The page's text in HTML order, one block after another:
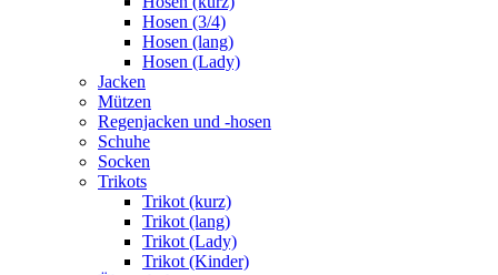
Hosen (3/4)
Hosen (lang)
Hosen (Lady)
Jacken
Mützen
Regenjacken und -hosen
Schuhe
Socken
Trikots
Trikot (kurz)
Trikot (lang)
Trikot (Lady)
Trikot (Kinder)